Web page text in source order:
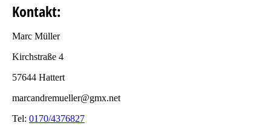
Kontakt:
Marc Müller
Kirchstraße 4
57644 Hattert
marcandremueller@gmx.net
Tel: 0170/4376827